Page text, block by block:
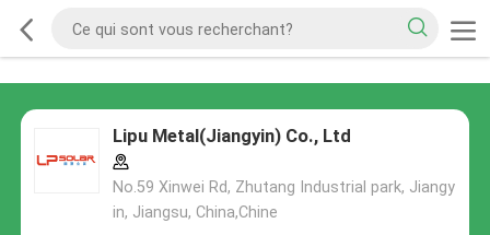
Lipu Metal(Jiangyin) Co., Ltd
No.59 Xinwei Rd, Zhutang Industrial park, Jiangy
in, Jiangsu, China,Chine